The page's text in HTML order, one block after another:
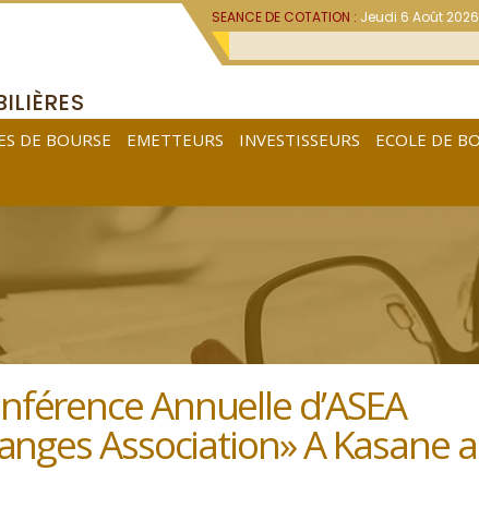
SEANCE DE COTATION : Jeudi 6 Août 2026
DE BOURSE EMETTEURS INVESTISSEURS ECOLE DE
Annuelle d’ASEA
Association» A Kasane